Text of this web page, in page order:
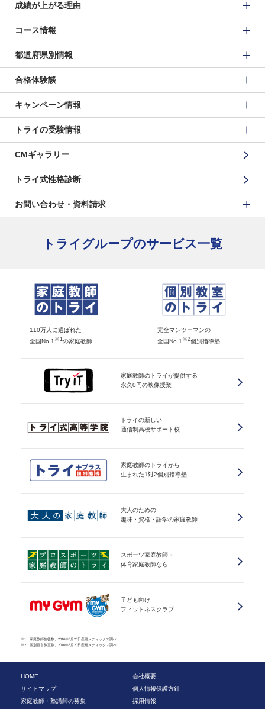
成績が上がる理由
コース情報
都道府県別情報
合格体験談
キャンペーン情報
トライの受験情報
CMギャラリー
トライ式性格診断
お問い合わせ・資料請求
トライグループのサービス一覧
110万人に選ばれた
全国No.1 ※1 の家庭教師
完全マンツーマンの
全国No.1 ※2個別指導塾
家庭教師のトライが提供する
永久0円の映像授業
トライの新しい
通信制高校サポート校
家庭教師のトライから
生まれた1対2個別指導塾
大人のための
趣味・資格・語学の家庭教師
スポーツ家庭教師・
体育家庭教師なら
子ども向け
フィットネスクラブ
※1 家庭教師生徒数、2016年5月20日産經メディックス調べ
※2 個別直営教室数、2016年5月20日産經メディックス調べ
HOME
会社概要
サイトマップ
個人情報保護方針
家庭教師・塾講師の募集
採用情報